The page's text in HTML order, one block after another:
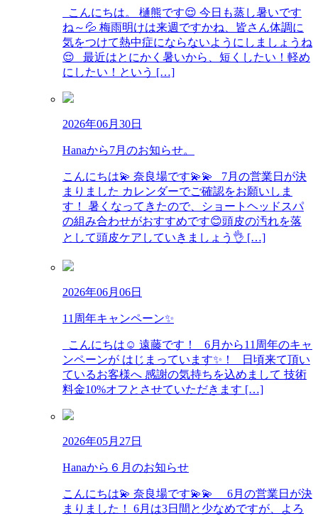
こんにちは。 樋熊です😌 今日も蒸し暑いです
ね～💦 梅雨明けは来週ですかね、皆さん体調に
気をつけて熱中症にならないようにしましょうね
😌 最近はとにかく暑いから、短くしたい！軽め
にしたい！という […]
2026年06月30日
Hanaから7月のお知らせ。
こんにちは💫 奈良場です💫💫 7月の営業日が決
まりました カレンダーでご確認をお願いしま
す！ 暑くなってきたので、ショートヘッドスパ
の組み合わせがおすすめです😊頭皮の汚れを落
として頭皮ケアしていきましょう👌 […]
2026年06月06日
11周年キャンペーン✨
こんにちは☺️ 遠藤です！ 6月から11周年のキャ
ンペーンが はじまっています✨！ 日頃来て頂い
ているお客様へ 感謝の気持ちを込めまして 技術
料金10%オフとさせていただきます […]
2026年05月27日
Hanaから６月のお知らせ
こんにちは💫 奈良場です💫💫 6月の営業日が決
まりました！ 6月は3日間と少なめですが、よろ